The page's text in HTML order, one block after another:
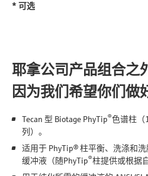
* 可选
耶拿公司产品组合之
因为我们希望你们做
Tecan 型 Biotage PhyTip®色谱柱（
列）。
适用于 PhyTip® 柱平衡、洗涤和
缓冲液（随PhyTip®柱提供或根据